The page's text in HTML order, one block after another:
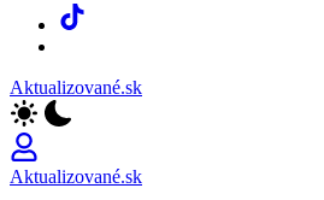
TikTok
Aktualizované.sk
Aktualizované.sk